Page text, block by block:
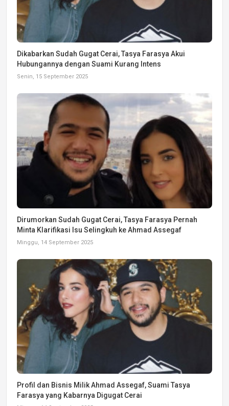
Dikabarkan Sudah Gugat Cerai, Tasya Farasya Akui
Hubungannya dengan Suami Kurang Intens
Senin, 15 September 2025
Dirumorkan Sudah Gugat Cerai, Tasya Farasya Pernah
Minta Klarifikasi Isu Selingkuh ke Ahmad Assegaf
Minggu, 14 September 2025
Profil dan Bisnis Milik Ahmad Assegaf, Suami Tasya
Farasya yang Kabarnya Digugat Cerai